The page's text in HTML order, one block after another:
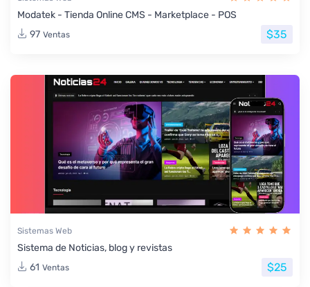
Modatek - Tienda Online CMS - Marketplace - POS
97 Ventas $35
Sistemas Web
Sistema de Noticias, blog y revistas
61 Ventas $25